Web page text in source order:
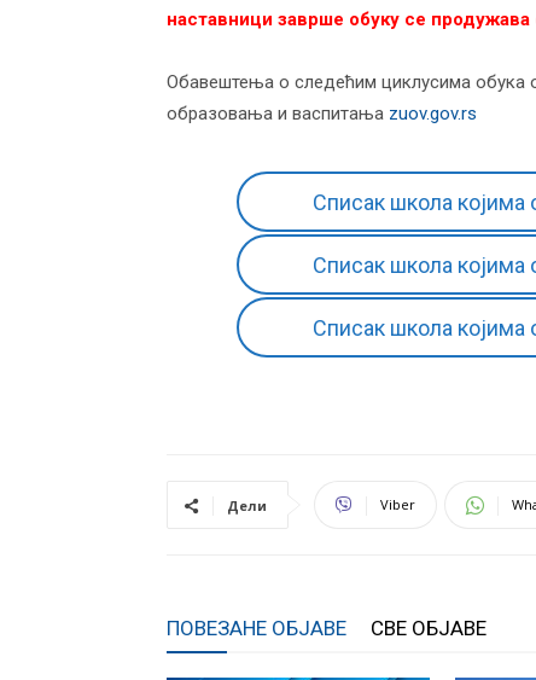
наставници заврше обуку се
Обавештења о следећим циклусима обука
образовања и васпитања zuov.gov.rs
Списак школа којима
Списак школа којима
Списак школа којима
Дели Viber
ПОВЕЗАНЕ ОБЈАВЕ СВЕ ОБЈАВЕ